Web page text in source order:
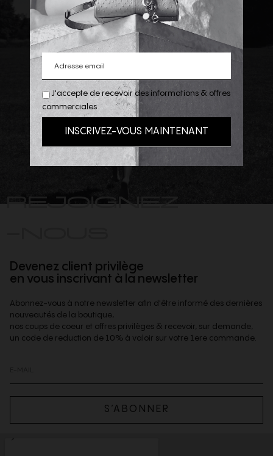
REJOIGNEZ
Devenez client privilège
en vous inscrivant à la newsletter
Abonnez-vous à notre newsletter afin d'être informé des dernières
nouveautés de la boutique,
nos coups de coeur et offres privilèges & recevoir, sur demande,
un code de reduction de 10% à valoir sur votre 1ere commande.
S’ABONNER
J'accepte de recevoir des informations & offres
commerciales